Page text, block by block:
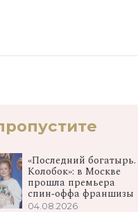
«Последний богатырь.
Колобок»: в Москве
прошла премьера
спин‑оффа франшизы
04.08.2026